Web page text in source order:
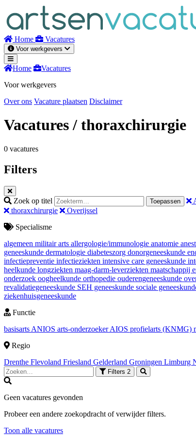
inhoud
Home Vacatures
Voor werkgevers
Home
Vacatures
Voor werkgevers
Over ons Vacature plaatsen Disclaimer
Vacatures/ thoraxchirurgie
0 vacatures
Filters
Zoek op titel Toepassen
thoraxchirurgie
Overijssel
Specialisme
algemeen militair arts allergologie/immunologie anatomie
geneeskunde dermatologie diabeteszorg donorgeneeskunde
infectiepreventie infectieziekten intensive care geneeskunde
heelkunde longziekten maag-darm-leverziekten maatschappij
onderzoek oogheelkunde orthopedie ouderengeneeskunde
revalidatiegeneeskunde SEH geneeskunde sociale
ziekenhuisgeneeskunde
Functie
basisarts ANIOS arts-onderzoekerAIOS profielarts (KNMG)
Regio
Drenthe Flevoland Friesland Gelderland Groningen Limburg
Filters 2
Geen vacatures gevonden
Probeer een andere zoekopdracht of verwijder filters.
Toon alle vacatures